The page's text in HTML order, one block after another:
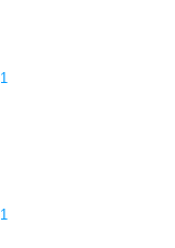
1
1